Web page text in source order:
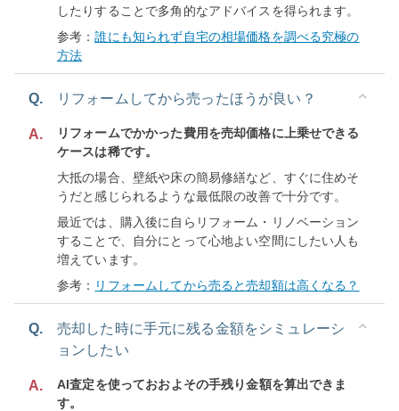
したりすることで多角的なアドバイスを得られます。
参考：誰にも知られず自宅の相場価格を調べる究極の
方法
Q. リフォームしてから売ったほうが良い？
A.
リフォームでかかった費用を売却価格に上乗せできる
ケースは稀です。
大抵の場合、壁紙や床の簡易修繕など、すぐに住めそ
うだと感じられるような最低限の改善で十分です。
最近では、購入後に自らリフォーム・リノベーション
することで、自分にとって心地よい空間にしたい人も
増えています。
参考： リフォームしてから売ると売却額は高くなる？
Q.
売却した時に手元に残る金額をシミュレーシ
ョンしたい
A.
AI査定を使っておおよその手残り金額を算出できま
す。